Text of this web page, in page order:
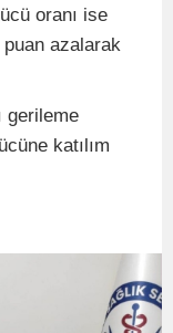
oranı ise
azalarak
gerileme
katılım